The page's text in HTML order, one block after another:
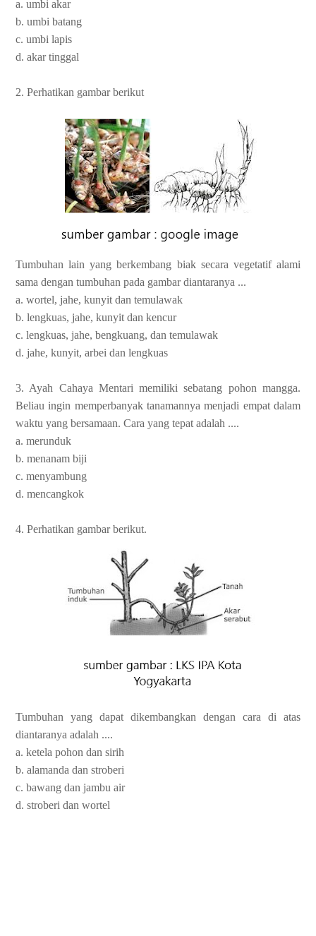
a. umbi akar
b. umbi batang
c. umbi lapis
d. akar tinggal
2. Perhatikan gambar berikut
Tumbuhan lain yang berkembang biak secara vegetatif alami
sama dengan tumbuhan pada gambar diantaranya ...
a. wortel, jahe, kunyit dan temulawak
b. lengkuas, jahe, kunyit dan kencur
c. lengkuas, jahe, bengkuang, dan temulawak
d. jahe, kunyit, arbei dan lengkuas
3. Ayah Cahaya Mentari memiliki sebatang pohon mangga.
Beliau ingin memperbanyak tanamannya menjadi empat dalam
waktu yang bersamaan. Cara yang tepat adalah ....
a. merunduk
b. menanam biji
c. menyambung
d. mencangkok
4. Perhatikan gambar berikut.
Tumbuhan yang dapat dikembangkan dengan cara di atas
diantaranya adalah ....
a. ketela pohon dan sirih
b. alamanda dan stroberi
c. bawang dan jambu air
d. stroberi dan wortel